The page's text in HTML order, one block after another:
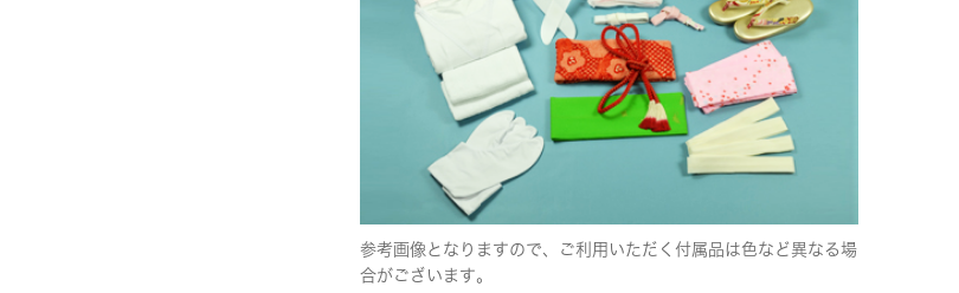
参考画像となりますので、ご利用いただく付属品は色など異なる場
合がございます。